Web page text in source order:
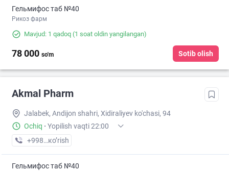
Гельмифос таб №40
Рикоз фарм
Mavjud: 1 qadoq (1 soat oldin yangilangan)
78 000 so'm Sotib olish
Akmal Pharm
Jalabek, Andijon shahri, Xidiraliyev ko'chasi, 94
Ochiq · Yopilish vaqti 22:00
+998 (90) XXX-XX-XX
кo’rish
Гельмифос таб №40